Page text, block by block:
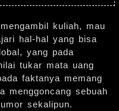
kuliah, mau
hal-hal yang bisa
yang pada
tukar mata uang
faktanya memang
menggoncang sebuah
sekalipun.